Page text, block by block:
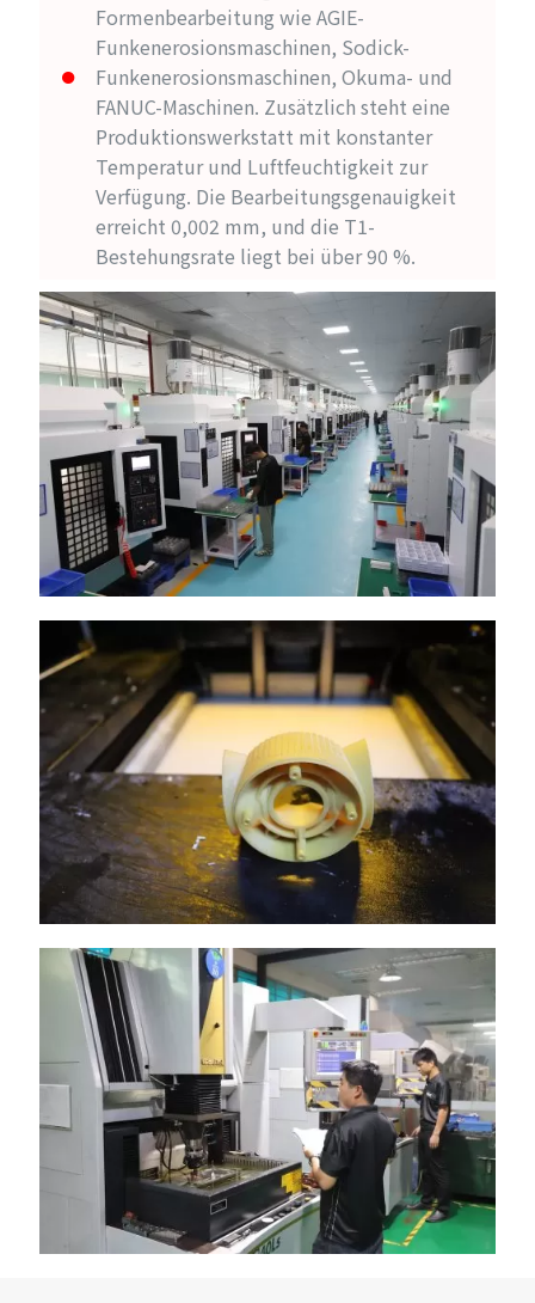
Formenbearbeitung wie AGIE-
Funkenerosionsmaschinen, Sodick-
Funkenerosionsmaschinen, Okuma- und
FANUC-Maschinen. Zusätzlich steht eine
Produktionswerkstatt mit konstanter
Temperatur und Luftfeuchtigkeit zur
Verfügung. Die Bearbeitungsgenauigkeit
erreicht 0,002 mm, und die T1-
Bestehungsrate liegt bei über 90 %.